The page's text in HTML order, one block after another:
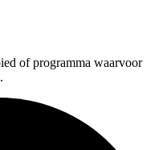
of programma waarvoor